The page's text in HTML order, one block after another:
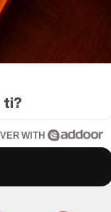
ti?
WITH